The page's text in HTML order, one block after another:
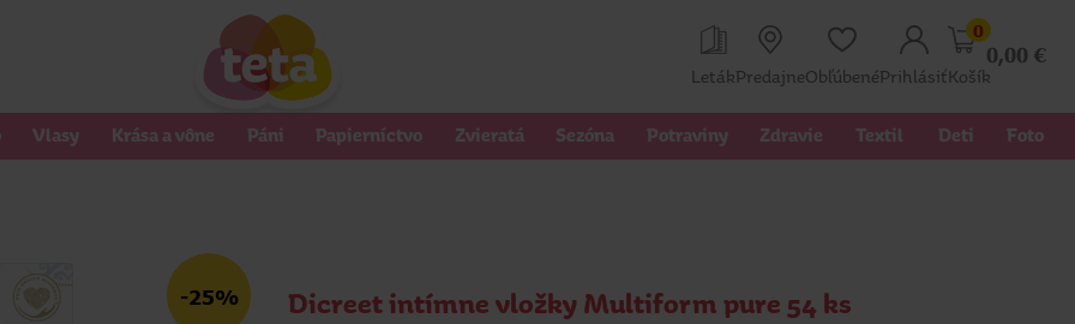
LetákPredajneObľúbenéPrihlásiť
0
0,00 €
Košík
Vlasy Krása a vône Páni Papierníctvo Zvieratá Sezóna Potraviny Zdravie Textil Deti Foto
-25% Dicreet intímne vložky Multiform pure 54 ks